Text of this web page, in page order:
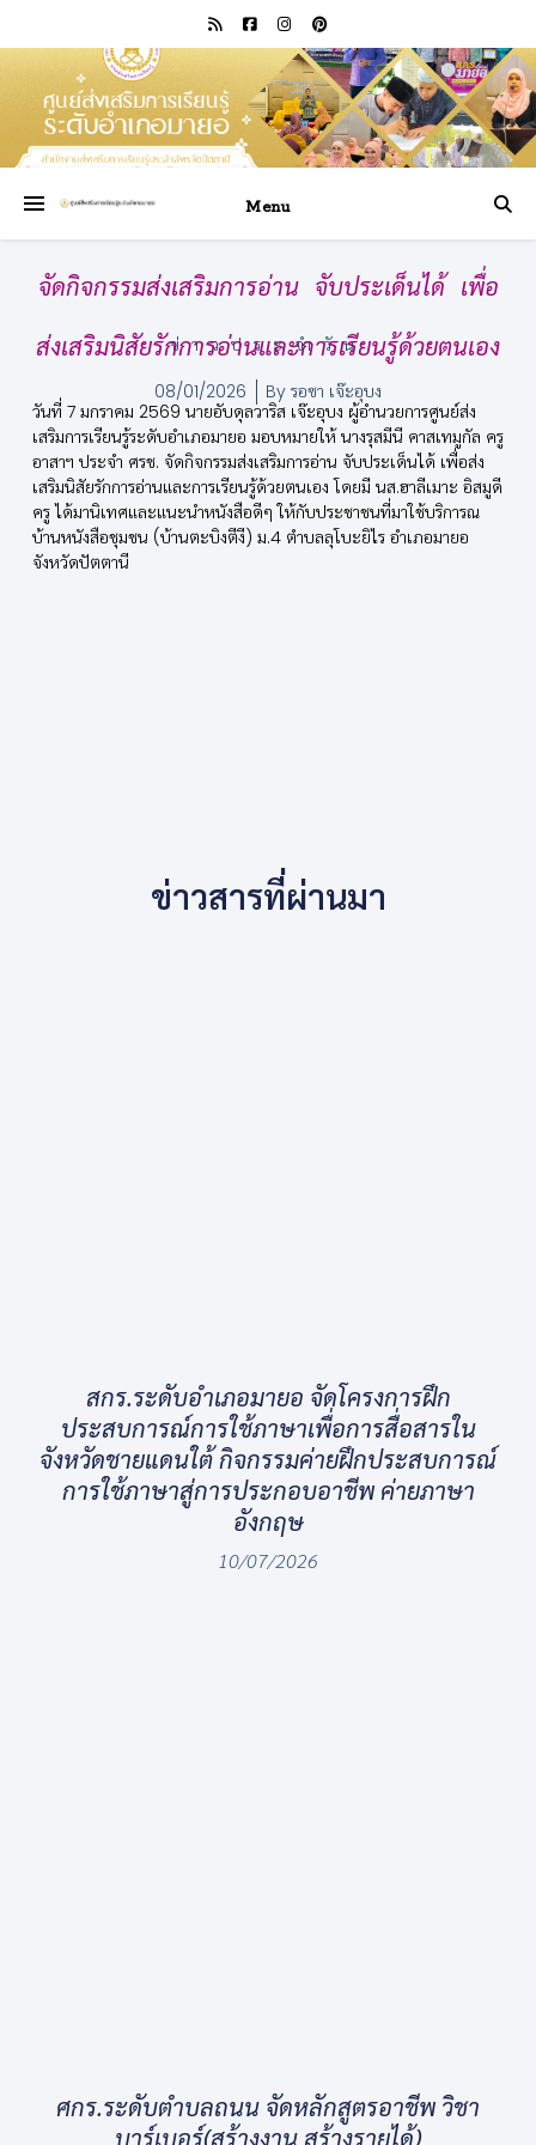
Menu
ข่าวประจำวัน
จัดกิจกรรมส่งเสริมการอ่าน จับประเด็นได้ เพื่อ
ส่งเสริมนิสัยรักการอ่านและการเรียนรู้ด้วยตนเอง
08/01/2026 By รอซา เจ๊ะอุบง
วันที่ 7 มกราคม 2569 นายอับดุลวาริส เจ๊ะอุบง ผู้อำนวยการศูนย์ส่ง
เสริมการเรียนรู้ระดับอำเภอมายอ มอบหมายให้ นางรุสมีนี คาสเทมูกัล ครู
อาสาฯ ประจำ ศรช. จัดกิจกรรมส่งเสริมการอ่าน จับประเด็นได้ เพื่อส่ง
เสริมนิสัยรักการอ่านและการเรียนรู้ด้วยตนเอง โดยมี นส.ฮาลีเมาะ อิสมูดี
ครู ได้มานิเทศและแนะนำหนังสือดีๆ ให้กับประชาชนที่มาใช้บริการณ
บ้านหนังสือชุมชน (บ้านตะบิงตีงี) ม.4 ตำบลลุโบะยิไร อำเภอมายอ
จังหวัดปัตตานี
ข่าวสารที่ผ่านมา
สกร.ระดับอำเภอมายอ จัดโครงการฝึก
ประสบการณ์การใช้ภาษาเพื่อการสื่อสารใน
จังหวัดชายแดนใต้ กิจกรรมค่ายฝึกประสบการณ์
การใช้ภาษาสู่การประกอบอาชีพ ค่ายภาษา
อังกฤษ
10/07/2026
ศกร.ระดับตำบลถนน จัดหลักสูตรอาชีพ วิชา
บาร์เบอร์(สร้างงาน สร้างรายได้)